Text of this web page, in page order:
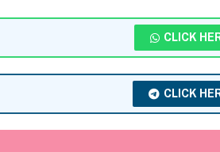
CLICK
CLICK